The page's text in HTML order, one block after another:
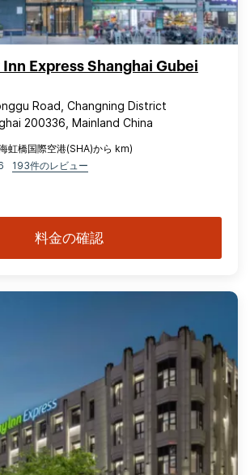
Inn Express Shanghai Gubei
Road, Changning District
200336, Mainland China
虹橋国際空港(SHA)から km)
193件のレビュー
料金の確認